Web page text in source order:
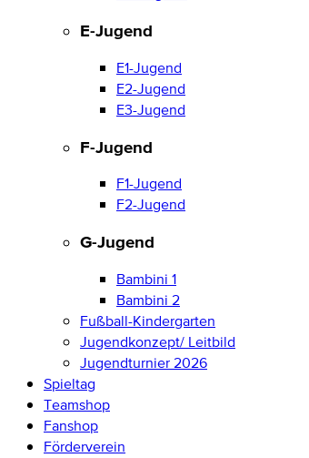
E-Jugend
E1-Jugend
E2-Jugend
E3-Jugend
F-Jugend
F1-Jugend
F2-Jugend
G-Jugend
Bambini 1
Bambini 2
Fußball-Kindergarten
Jugendkonzept/ Leitbild
Jugendturnier 2026
Spieltag
Teamshop
Fanshop
Förderverein